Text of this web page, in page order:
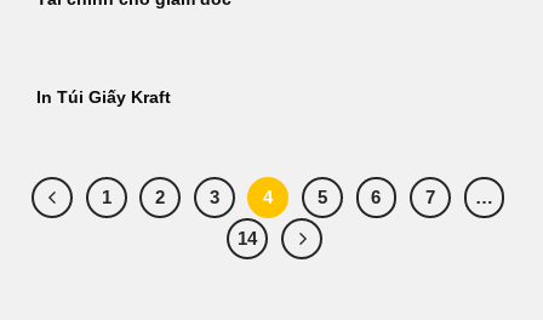
In Túi Giấy Kraft
1 2 3 4 5 6 7
…
14